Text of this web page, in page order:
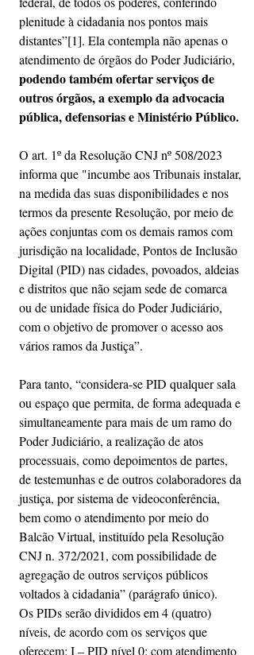
plenitude à cidadania nos pontos mais
distantes”[1]. Ela contempla não apenas o
atendimento de órgãos do Poder Judiciário,
podendo também ofertar serviços de
outros órgãos, a exemplo da advocacia
pública, defensorias e Ministério Público.
O art. 1º da Resolução CNJ nº 508/2023
informa que "incumbe aos Tribunais instalar,
na medida das suas disponibilidades e nos
termos da presente Resolução, por meio de
ações conjuntas com os demais ramos com
jurisdição na localidade, Pontos de Inclusão
Digital (PID) nas cidades, povoados, aldeias
e distritos que não sejam sede de comarca
ou de unidade física do Poder Judiciário,
com o objetivo de promover o acesso aos
vários ramos da Justiça”.
Para tanto, “considera-se PID qualquer sala
ou espaço que permita, de forma adequada e
simultaneamente para mais de um ramo do
Poder Judiciário, a realização de atos
processuais, como depoimentos de partes,
de testemunhas e de outros colaboradores da
justiça, por sistema de videoconferência,
bem como o atendimento por meio do
Balcão Virtual, instituído pela Resolução
CNJ n. 372/2021, com possibilidade de
agregação de outros serviços públicos
voltados à cidadania” (parágrafo único).
Os PIDs serão divididos em 4 (quatro)
níveis, de acordo com os serviços que
oferecem: I – PID nível 0: com atendimento